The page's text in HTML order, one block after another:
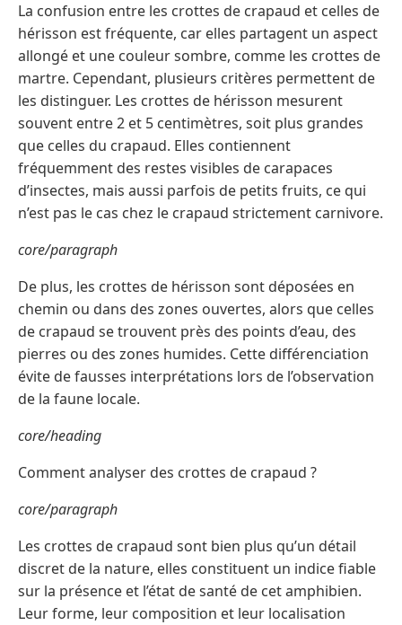
La confusion entre les crottes de crapaud et celles de
hérisson est fréquente, car elles partagent un aspect
allongé et une couleur sombre, comme les crottes de
martre. Cependant, plusieurs critères permettent de
les distinguer. Les crottes de hérisson mesurent
souvent entre 2 et 5 centimètres, soit plus grandes
que celles du crapaud. Elles contiennent
fréquemment des restes visibles de carapaces
d’insectes, mais aussi parfois de petits fruits, ce qui
n’est pas le cas chez le crapaud strictement carnivore.
core/paragraph
De plus, les crottes de hérisson sont déposées en
chemin ou dans des zones ouvertes, alors que celles
de crapaud se trouvent près des points d’eau, des
pierres ou des zones humides. Cette différenciation
évite de fausses interprétations lors de l’observation
de la faune locale.
core/heading
Comment analyser des crottes de crapaud ?
core/paragraph
Les crottes de crapaud sont bien plus qu’un détail
discret de la nature, elles constituent un indice fiable
sur la présence et l’état de santé de cet amphibien.
Leur forme, leur composition et leur localisation